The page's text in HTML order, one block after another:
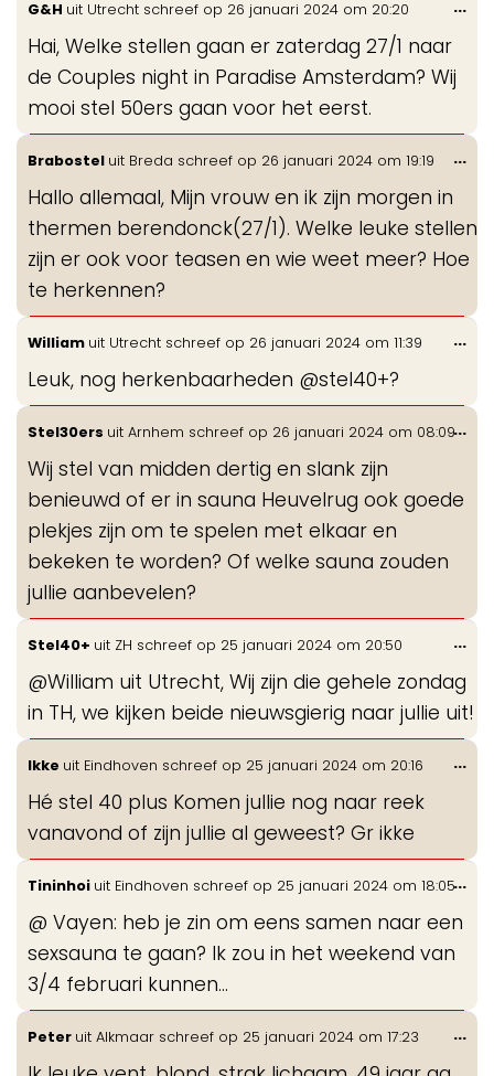
gastenboek-
lijst
G&H uit Utrecht schreef op 26 januari 2024 om 20:20
Hai, Welke stellen gaan er zaterdag 27/1 naar
de Couples night in Paradise Amsterdam? Wij
mooi stel 50ers gaan voor het eerst.
...
Brabostel uit Breda schreef op 26 januari 2024 om 19:19
Hallo allemaal, Mijn vrouw en ik zijn morgen in
thermen berendonck(27/1). Welke leuke stellen
zijn er ook voor teasen en wie weet meer? Hoe
te herkennen?
...
William uit Utrecht schreef op 26 januari 2024 om 11:39
Leuk, nog herkenbaarheden @stel40+?
...
Stel30ers uit Arnhem schreef op 26 januari 2024 om 08:09
Wij stel van midden dertig en slank zijn
benieuwd of er in sauna Heuvelrug ook goede
plekjes zijn om te spelen met elkaar en
bekeken te worden? Of welke sauna zouden
jullie aanbevelen?
...
Stel40+ uit ZH schreef op 25 januari 2024 om 20:50
@William uit Utrecht, Wij zijn die gehele zondag
in TH, we kijken beide nieuwsgierig naar jullie uit!
...
Ikke uit Eindhoven schreef op 25 januari 2024 om 20:16
Hé stel 40 plus Komen jullie nog naar reek
vanavond of zijn jullie al geweest? Gr ikke
...
Tininhoi uit Eindhoven schreef op 25 januari 2024 om 18:05
@ Vayen: heb je zin om eens samen naar een
sexsauna te gaan? Ik zou in het weekend van
3/4 februari kunnen...
...
Peter uit Alkmaar schreef op 25 januari 2024 om 17:23 ...